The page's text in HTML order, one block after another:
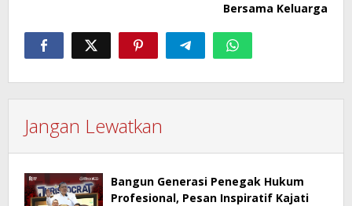
Bersama Keluarga
Jangan Lewatkan
Bangun Generasi Penegak Hukum
Profesional, Pesan Inspiratif Kajati